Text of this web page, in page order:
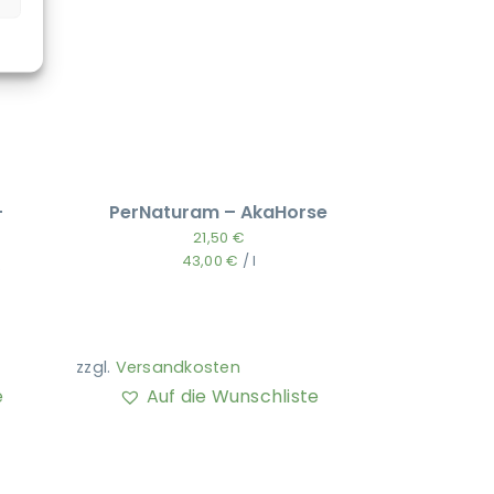
PerNaturam – AkaHorse
21,50 €
43,00€ /l
zzgl. Versandkosten
Auf die Wunschliste